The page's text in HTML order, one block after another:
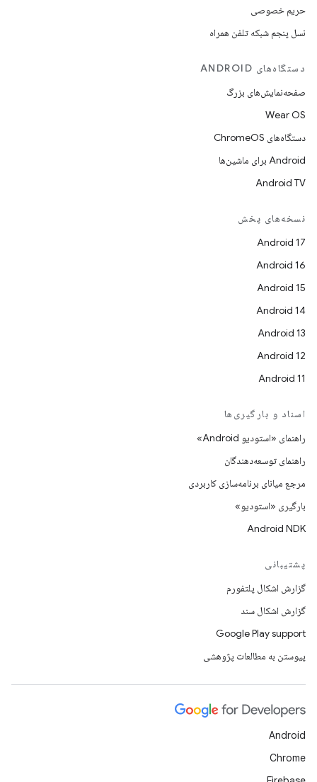
حریم خصوصی
نسل پنجم شبکه تلفن همراه
دستگاه‌های ANDROID
صفحه‌نمایش‌های بزرگ
Wear OS
دستگاه‌های ChromeOS
Android برای ماشین‌ها
Android TV
نسخه‌های پخش
Android 17
Android 16
Android 15
Android 14
Android 13
Android 12
Android 11
اسناد و بارگیری‌ها
راهنمای «استودیو Android»
راهنمای توسعه‌دهندگان
مرجع میانای برنامه‌سازی کاربردی
بارگیری «استودیو»
Android NDK
پشتیبانی
گزارش اشکال پلتفورم
گزارش اشکال سند
Google Play support
پیوستن به مطالعات پژوهشی
Android
Chrome